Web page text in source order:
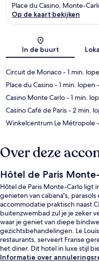
Place du Casino, Monte-
Op de kaart bekijken
In de buurt
Circuit de Monaco- 1 min.
Place du Casino- 1 min. lopen
Casino Monte Carlo- 1 min.
Casino Café de Paris- 2 min.
Winkelcentrum Le Métropole
Over deze
Hôtel de Paris
Hôtel de Paris Monte-Carlo ligt
genieten van cabana's,
accommodatie praktisch naast
buitenzwembad zul je je zeker
waar je geniet van diepe
gezichtsbehandelingen. Le
restaurants, serveert Franse
het diner. Dit hotel in luxe stijl
casino, een bar/lounge en een
Informatie over